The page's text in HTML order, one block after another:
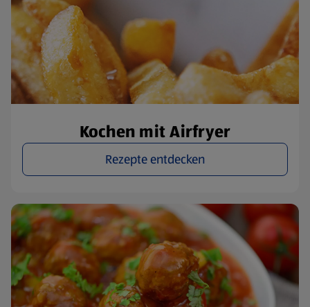
Kochen mit Airfryer
Rezepte entdecken